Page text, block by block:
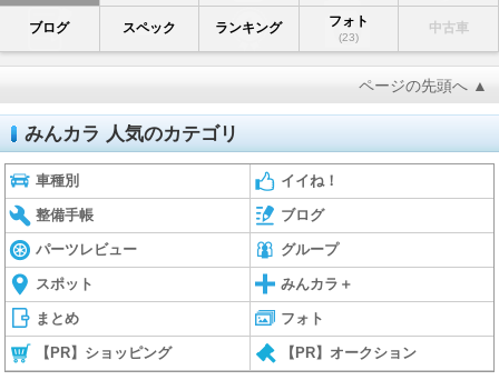
ブログ スペック ランキング フォト
(23)
中古車
ページの先頭へ ▲
みんカラ 人気のカテゴリ
車種別 イイね！
整備手帳 ブログ
パーツレビュー グループ
スポット みんカラ＋
まとめ フォト
【PR】ショッピング 【PR】オークション